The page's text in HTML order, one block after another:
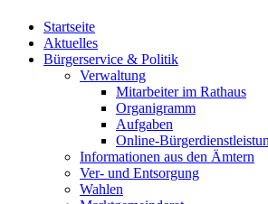
Startseite
Aktuelles
Bürgerservice & Politik
Verwaltung
Mitarbeiter im Rathaus
Organigramm
Aufgaben
Online-
Informationen aus den Ämtern
Ver- und Entsorgung
Wahlen